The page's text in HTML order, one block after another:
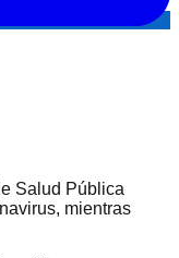
Salud Pública
mientras